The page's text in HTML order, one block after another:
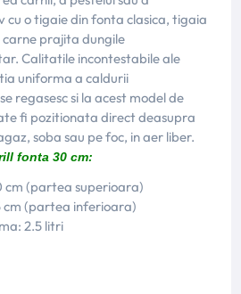
cu o tigaie din fonta clasica, tigaia
prajita dungile
Calitatile incontestabile ale
uniforma a caldurii
regasesc si la acest model de
fi pozitionata direct deasupra
soba sau pe foc, in aer liber.
fonta 30 cm:
cm (partea superioara)
cm (partea inferioara)
2.5 litri